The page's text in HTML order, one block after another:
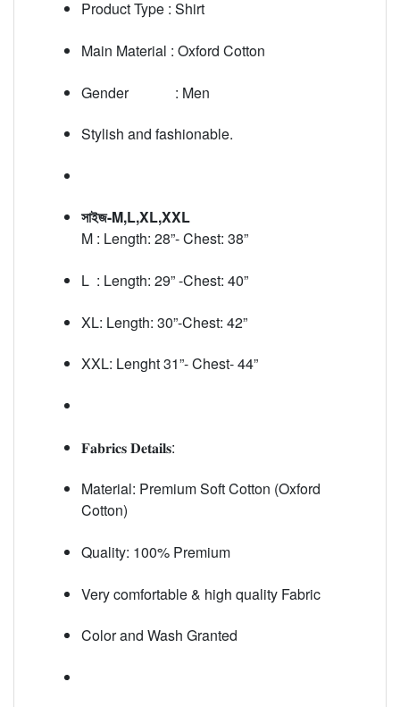
Product Type : Shirt
Main Material : Oxford Cotton
Gender : Men
Stylish and fashionable.
সাইজ-M,L,XL,XXL
M : Length: 28”- Chest: 38”
L : Length: 29” -Chest: 40”
XL: Length: 30”-Chest: 42”
XXL: Lenght 31”- Chest- 44”
𝐅𝐚𝐛𝐫𝐢𝐜𝐬 𝐃𝐞𝐭𝐚𝐢𝐥𝐬:
Material: Premium Soft Cotton (Oxford
Cotton)
Quality: 100% Premium
Very comfortable & high quality Fabric
Color and Wash Granted